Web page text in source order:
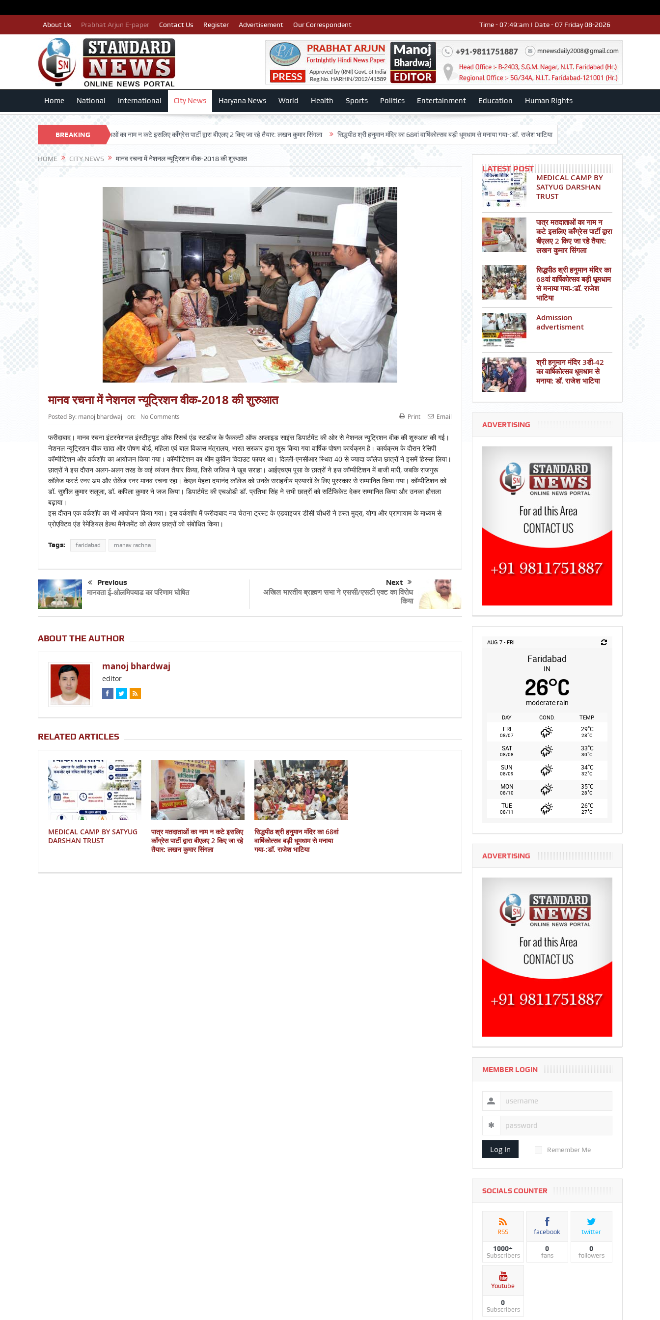
About Us Prabhat Arjun E-paper Contact Us Register Advertisement Our Correspondent Time - 07:49:am | Date - 07 Friday 08-2026
Home National International City News Haryana News World Health Sports Politics Entertainment Education Human Rights
BREAKING
NEWS
TRUST पात्र मतदाताओं का नाम न कटे इसलिए काँग्रेस पार्टी द्वारा बीएलए 2 किए जा रहे तैयार: लखन कुमार सिंगला सिद्धपीठ श्री हनुमान मंदिर का 68वां वार्षिकोत्सव बड़ी धूमधाम से मनाया गया-:डॉ. राजेश भाटिया Admission advertisment श्री
HOME CITY NEWS मानव रचना में नेशनल न्यूट्रिशन वीक-2018 की शुरुआत
मानव रचना में नेशनल न्यूट्रिशन वीक-2018 की शुरुआत
Posted By: manoj bhardwaj on: No Comments Print Email
फरीदाबाद। मानव रचना इंटरनेशनल इंस्टीट्यूट ऑफ रिसर्च एंड स्टडीज के फैकल्टी ऑफ अप्लाइड साइंस डिपार्टमेंट की ओर से नेशनल न्यूट्रिशन वीक की शुरुआत की गई।
नेशनल न्यूट्रिशन वीक खाद्य और पोषण बोर्ड, महिला एवं बाल विकास मंत्रालय, भारत सरकार द्वारा शुरू किया गया वार्षिक पोषण कार्यक्रम है। कार्यक्रम के दौरान रेसिपी
कॉम्पीटिशन और वर्कशॉप का आयोजन किया गया। कॉम्पीटिशन का थीम कुकिंग विदाउट फायर था। दिल्ली-एनसीआर स्थित 40 से ज्यादा कॉलेज छात्रों ने इसमें हिस्सा लिया।
छात्रों ने इस दौरान अलग-अलग तरह के कई व्यंजन तैयार किया, जिसे जजिस ने खूब सराहा। आईएचएम पूसा के छात्रों ने इस कॉम्पीटिशन में बाजी मारी, जबकि राजगुरू
कॉलेज फर्स्ट रनर अप और सेकेंड रनर मानव रचना रहा। केएल मेहता दयानंद कॉलेज को उनके सराहनीय प्रयासों के लिए पुरस्कार से सम्मानित किया गया। कॉम्पीटिशन को
डॉ. सुशील कुमार सलूजा, डॉ. कपिला कुमार ने जज किया। डिपार्टमेंट की एचओडी डॉ. प्रतिभा सिंह ने सभी छात्रों को सर्टिफिकेट देकर सम्मानित किया और उनका हौसला
बढ़ाया।
इस दौरान एक वर्कशॉप का भी आयोजन किया गया। इस वर्कशॉप में फरीदाबाद नव चेतना ट्रस्ट के एडवाइजर डीसी चौधरी ने हस्त मुद्रा, योगा और प्राणायाम के माध्यम से
प्रोएक्टिव एंड रेमेडियल हेल्थ मैनेजमेंट को लेकर छात्रों को संबोधित किया।
Tags: faridabad manav rachna
Previous
मानवता ई-ओलमिपयाड का परिणाम घोषित
Next
अखिल भारतीय ब्राह्मण सभा ने एससी/एसटी एक्ट का विरोध
किया
ABOUT THE AUTHOR
manoj bhardwaj
editor
RELATED ARTICLES
MEDICAL CAMP BY SATYUG
DARSHAN TRUST
पात्र मतदाताओं का नाम न कटे इसलिए
काँग्रेस पार्टी द्वारा बीएलए 2 किए जा रहे
तैयार: लखन कुमार सिंगला
सिद्धपीठ श्री हनुमान मंदिर का 68वां
वार्षिकोत्सव बड़ी धूमधाम से मनाया
गया-:डॉ. राजेश भाटिया
LATEST POST
MEDICAL CAMP BY
SATYUG DARSHAN
TRUST
पात्र मतदाताओं का नाम न
कटे इसलिए काँग्रेस पार्टी द्वारा
बीएलए 2 किए जा रहे तैयार:
लखन कुमार सिंगला
सिद्धपीठ श्री हनुमान मंदिर का
68वां वार्षिकोत्सव बड़ी धूमधाम
से मनाया गया-:डॉ. राजेश
भाटिया
Admission
advertisment
श्री हनुमान मंदिर 3डी-42
का वार्षिकोत्सव धूमधाम से
मनाया: डॉ. राजेश भाटिया
ADVERTISING
AUG 7 - FRI
Faridabad
IN
26°C
moderate rain
DAY COND. TEMP.
FRI
08/07
29°C
28°C
SAT
08/08
33°C
30°C
SUN
08/09
34°C
32°C
MON
08/10
35°C
28°C
TUE
08/11
26°C
27°C
ADVERTISING
MEMBER LOGIN
Log In Remember Me
SOCIALS COUNTER
RSS
1000+
Subscribers
facebook
0
fans
twitter
0
followers
Youtube
0
Subscribers